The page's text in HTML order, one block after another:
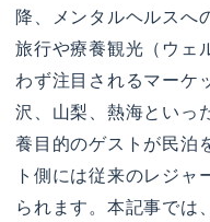
降、メンタルヘルスへ
旅行や療養観光（ウェ
わず注目されるマーケ
沢、山梨、熱海といっ
養目的のゲストが民泊
ト側には従来のレジャ
られます。本記事では